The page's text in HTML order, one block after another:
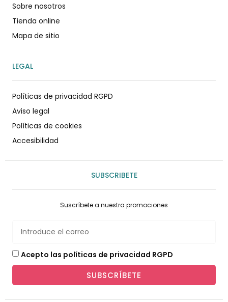
Sobre nosotros
Tienda online
Mapa de sitio
LEGAL
Políticas de privacidad RGPD
Aviso legal
Políticas de cookies
Accesibilidad
SUBSCRIBETE
Suscríbete a nuestra promociones
Acepto las políticas de privacidad RGPD
SUBSCRÍBETE